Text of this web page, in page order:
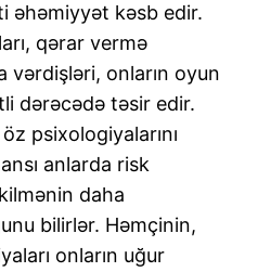
əhəmiyyət kəsb edir.
qərar vermə
vərdişləri, onların oyun
dərəcədə təsir edir.
psixologiyalarını
anlarda risk
daha
bilirlər. Həmçinin,
onların uğur